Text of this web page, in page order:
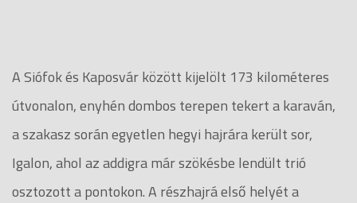
A Siófok és Kaposvár között kijelölt 173 kilométeres
útvonalon, enyhén dombos terepen tekert a karaván,
a szakasz során egyetlen hegyi hajrára került sor,
Igalon, ahol az addigra már szökésbe lendült trió
osztozott a pontokon. A részhajrá első helyét a